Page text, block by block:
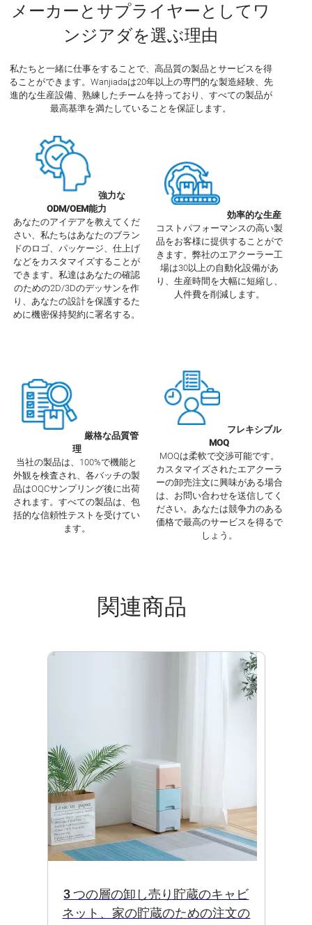
メーカーとサプライヤーとしてワ
ンジアダを選ぶ理由
私たちと一緒に仕事をすることで、高品質の製品とサービスを得
ることができます。Wanjiadaは20年以上の専門的な製造経験、先
進的な生産設備、熟練したチームを持っており、すべての製品が
最高基準を満たしていることを保証します。
強力な
ODM/OEM能力
あなたのアイデアを教えてくだ
さい、私たちはあなたのブラン
ドのロゴ、パッケージ、仕上げ
などをカスタマイズすることが
できます。私達はあなたの確認
のための2D/3Dのデッサンを作
り、あなたの設計を保護するた
めに機密保持契約に署名する。
効率的な生産
コストパフォーマンスの高い製
品をお客様に提供することがで
きます。弊社のエアクーラー工
場は30以上の自動化設備があ
り、生産時間を大幅に短縮し、
人件費を削減します。
厳格な品質管
理
当社の製品は、100%で機能と
外観を検査され、各バッチの製
品はOQCサンプリング後に出荷
されます。すべての製品は、包
括的な信頼性テストを受けてい
ます。
フレキシブル
MOQ
MOQは柔軟で交渉可能です。
カスタマイズされたエアクーラ
ーの卸売注文に興味がある場合
は、お問い合わせを送信してく
ださい。あなたは競争力のある
価格で最高のサービスを得るで
しょう。
関連商品
3 つの層の卸し売り貯蔵のキャビ
ネット、家の貯蔵のための注文の